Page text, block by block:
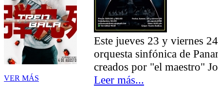
VER MÁS
Este jueves 23 y viernes
orquesta sinfónica de
creados por "el maestro"
Leer más...